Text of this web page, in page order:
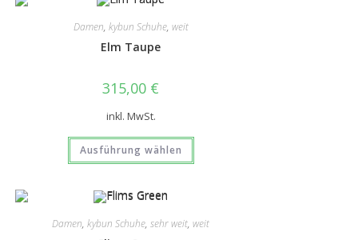
Damen, kybun Schuhe, weit
Elm Taupe
315,00 €
inkl. MwSt.
Ausführung wählen
Damen,kybun Schuhe,sehr weit,weit